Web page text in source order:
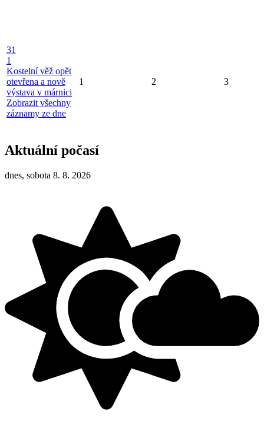
31
1
Kostelní věž opět
otevřena a nově
výstava v márnici
Zobrazit všechny
záznamy ze dne
1 2 3
Aktuální počasí
dnes, sobota 8. 8. 2026